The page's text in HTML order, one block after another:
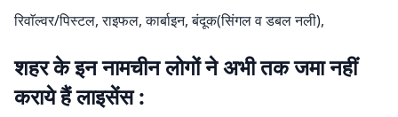
रिवाॅल्वर/पिस्टल, राइफल, कार्बाइन, बंदूक(सिंगल व डबल नली),
शहर के इन नामचीन लोगों ने अभी तक जमा नहीं
कराये हैं लाइसेंस :